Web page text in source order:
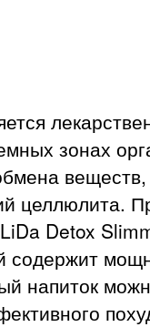
зонах
целлюлита.
Detox
содержит
напиток